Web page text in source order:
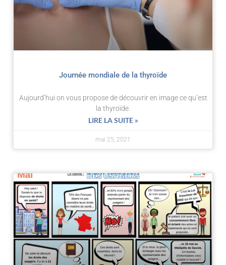
Journée mondiale de la thyroïde
Aujourd’hui on vous propose de découvrir en image ce qu’est
la thyroïde.
LIRE LA SUITE »
mai 25, 2021